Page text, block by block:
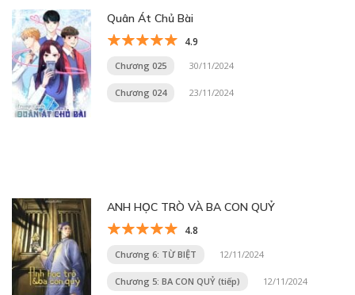
Quân Át Chủ Bài
4.9
Chương 025 30/11/2024
Chương 024 23/11/2024
ANH HỌC TRÒ VÀ BA CON QUỶ
4.8
Chương 6: TỪ BIỆT 12/11/2024
Chương 5: BA CON QUỶ (tiếp) 12/11/2024